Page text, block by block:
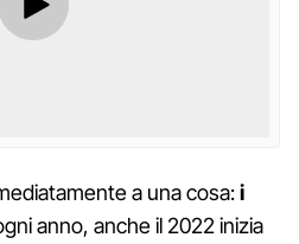
a una cosa:i
anno, anche il 2022 inizia